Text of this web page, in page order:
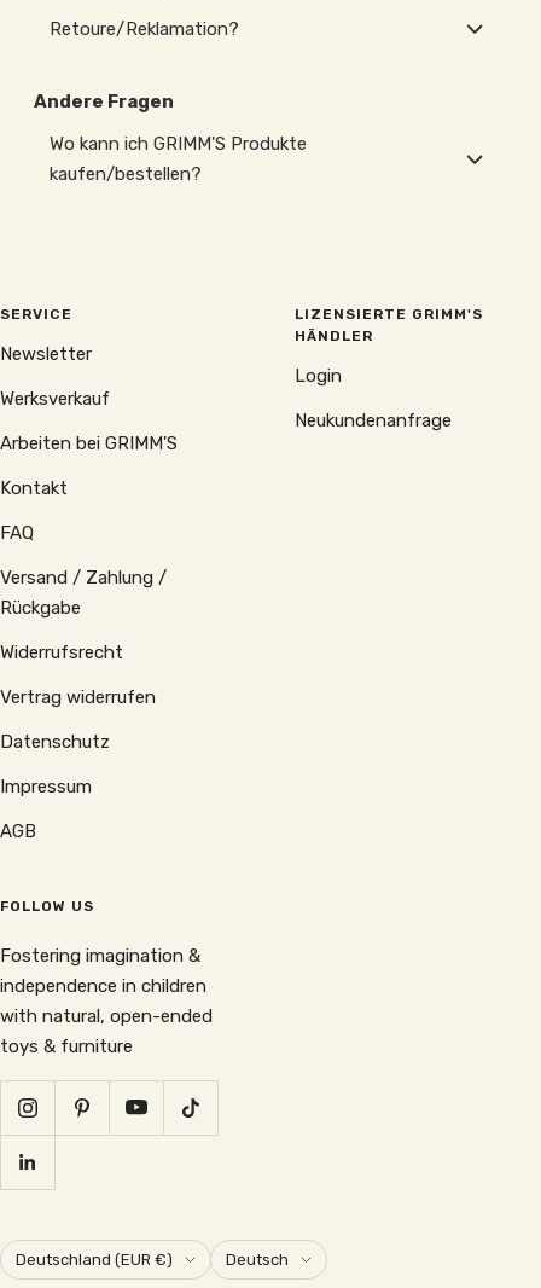
Retoure/Reklamation?
Andere Fragen
Wo kann ich GRIMM'S Produkte
kaufen/bestellen?
SERVICE
Newsletter
Werksverkauf
Arbeiten bei GRIMM'S
Kontakt
FAQ
Versand / Zahlung /
Rückgabe
Widerrufsrecht
Vertrag widerrufen
Datenschutz
Impressum
AGB
LIZENSIERTE GRIMM'S
HÄNDLER
Login
Neukundenanfrage
FOLLOW US
Fostering imagination &
independence in children
with natural, open-ended
toys & furniture
Land/Region
Deutschland (EUR €) Sprache
Deutsch